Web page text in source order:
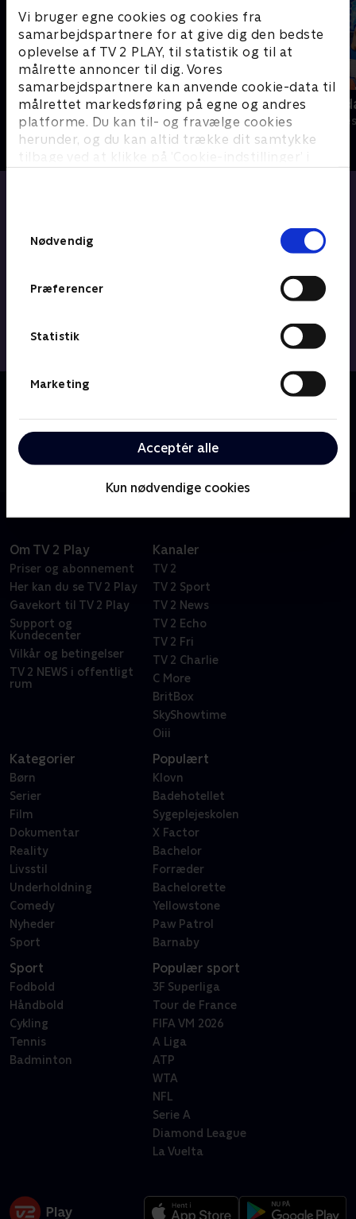
Vi bruger egne cookies og cookies fra
samarbejdspartnere for at give dig den bedste
oplevelse af TV 2 PLAY, til statistik og til at
målrette annoncer til dig. Vores
samarbejdspartnere kan anvende cookie-data til
målrettet markedsføring på egne og andres
platforme. Du kan til- og fravælge cookies
herunder, og du kan altid trække dit samtykke
tilbage ved at klikke på ’Cookie-indstillinger’ i
Nødvendig
Præferencer
Statistik
Marketing
Acceptér alle
Kun nødvendige cookies
Hold vejret! (dansk tale)
Komedie • 1 sæsoner
Robssons
Komedie • 1
Om Bert (dansk tale)
kærlighedsproblemer. Serien er baseret på den
populære bogserie af Anders Jacobsson og Sören
Olsson.
Om TV 2 Play
Priser og abonnement
Her kan du se TV 2 Play
Gavekort til TV 2 Play
Support og
Kundecenter
Vilkår og betingelser
TV 2 NEWS i offentligt
rum
Kanaler
TV 2
TV 2 Sport
TV 2 News
TV 2 Echo
TV 2 Fri
TV 2 Charlie
C More
BritBox
SkyShowtime
Oiii
Kategorier
Børn
Serier
Film
Dokumentar
Reality
Livsstil
Underholdning
Comedy
Nyheder
Sport
Populært
Klovn
Badehotellet
Sygeplejeskolen
X Factor
Bachelor
Forræder
Bachelorette
Yellowstone
Paw Patrol
Barnaby
Sport
Fodbold
Håndbold
Cykling
Tennis
Badminton
Populær sport
3F Superliga
Tour de France
FIFA VM 2026
A Liga
ATP
WTA
NFL
Serie A
Diamond League
La Vuelta